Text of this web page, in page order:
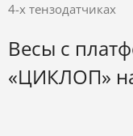
4-х тензодатчиках
Весы с
«ЦИКЛОП»